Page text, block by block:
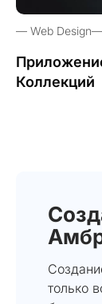
Web Design
Коллекций
только